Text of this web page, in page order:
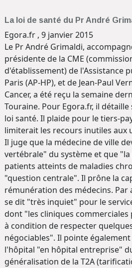
La loi de santé du Pr André
Egora.fr , 9 janvier 2015
Le Pr André Grimaldi,
présidente de la CME
d'établissement) de l'Assistance
Paris (AP-HP), et de Jean-Paul
Cancer, a été reçu la semaine
Touraine. Pour Egora.fr, il
loi santé. Il plaide pour le tiers-
limiterait les recours inutiles aux
Il juge que la médecine de ville
vertébrale" du système et que
patients atteints de maladies
"question centrale". Il prône la
rémunération des médecins. Par
se dit "très inquiet" pour le
dont "les cliniques commerciales
à condition de respecter
négociables". Il pointe
l'hôpital "en hôpital entreprise"
généralisation de la T2A